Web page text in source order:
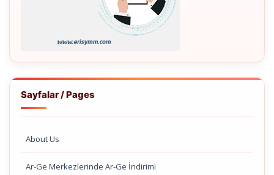
Sayfalar / Pages
About Us
Ar-Ge Merkezlerinde Ar-Ge İndirimi